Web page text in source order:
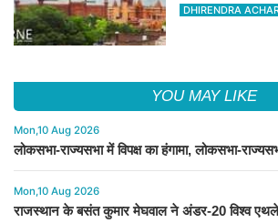
DHIRENDRA
YOU MAY LIKE
Mon,10 Aug 2026
लोकसभा-राज्यसभा में विपक्ष का हंगामा, लोकसभा-
Mon,10 Aug 2026
राजस्थान के बसंत कुमार मेघवाल ने अंडर-20 विश्व